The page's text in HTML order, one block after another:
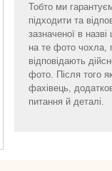
Тобто ми
підходити та
зазначеної в
на те фото чохла,
відповідають
фото. Після того
фахівець,
питання й деталі.